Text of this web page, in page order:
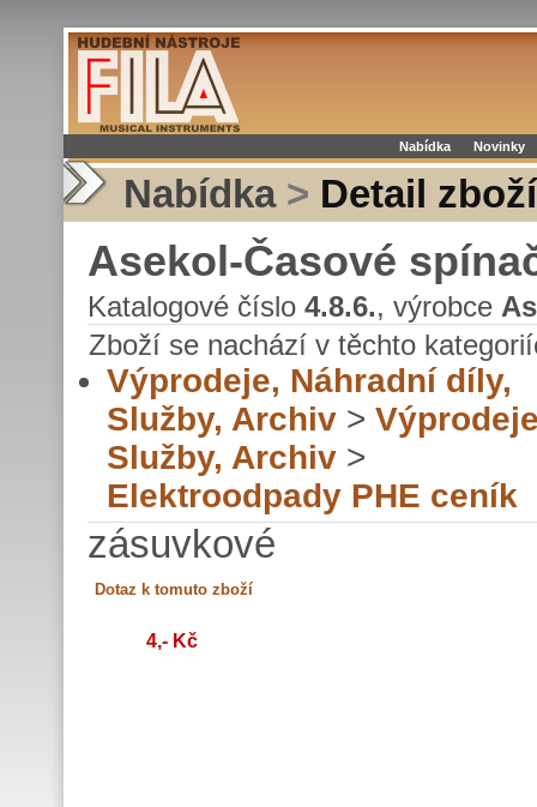
Nabídka Novinky
Nabídka > Detail zboží
Asekol-Časové
Katalogové číslo 4.8.6., výrobce
Zboží se nachází v těchto
Výprodeje, Náhradní díly,
Služby, Archiv >
Služby, Archiv >
Elektroodpady PHE ceník
zásuvkové
4,- Kč